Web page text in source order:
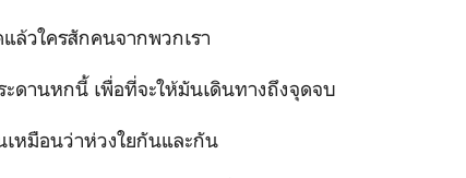
ล้วใครสักคนจากพวกเรา
ดานหกนี้ เพื่อที่จะให้มันเดินทางถึงจุดจบ
เหมือนว่าห่วงใยกันและกัน